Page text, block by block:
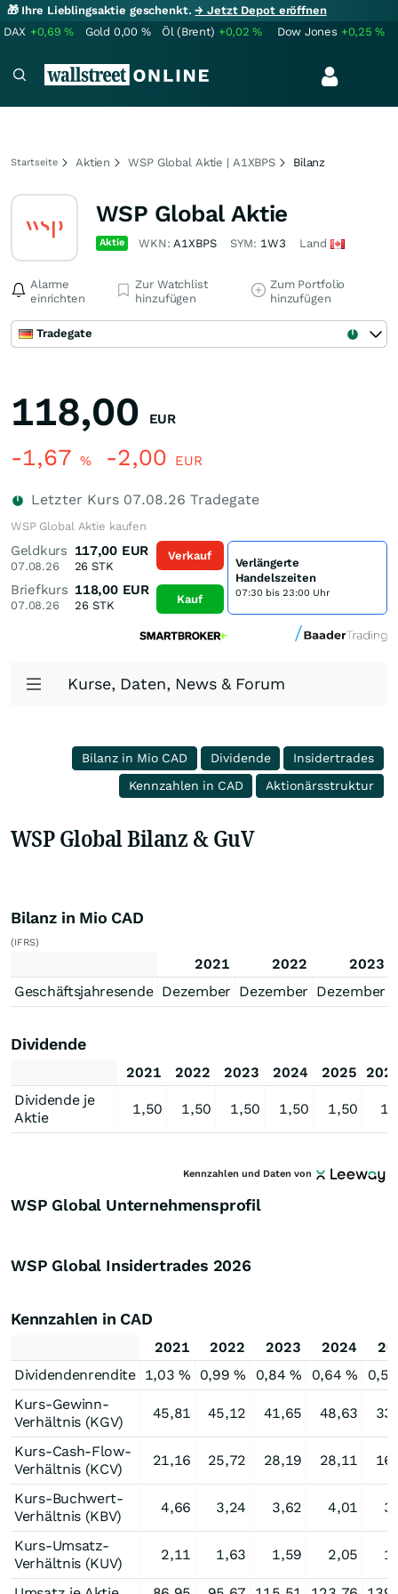
🎁 Ihre Lieblingsaktie geschenkt.→ Jetzt Depot eröffnen
DAX +0,69% Gold 0,00 % Öl (Brent) +0,02% Dow Jones +0,25%
Startseite Aktien WSP Global Aktie | A1XBPS Bilanz
WSP Global Aktie
Aktie WKN:A1XBPS SYM: 1W3 Land
Alarme
einrichten
Zur Watchlist
hinzufügen
Zum Portfolio
hinzufügen
Tradegate
118,00 EUR
-1,67 % -2,00 EUR
Letzter Kurs 07.08.26 Tradegate
WSP Global Aktie kaufen
Geldkurs
07.08.26
117,00 EUR
26 STK
Briefkurs
07.08.26
118,00 EUR
26 STK
Verkauf
Kauf
Verlängerte
Handelszeiten
07:30 bis 23:00 Uhr
Kurse, Daten, News & Forum
Bilanz in Mio CAD Dividende
Insidertrades
Kennzahlen in CAD
Aktionärsstruktur
WSP Global Bilanz & GuV
Bilanz in Mio CAD
(IFRS)
2021 2022
2023
Geschäftsjahresende Dezember Dezember Dezember
Dividende
2021 2022 2023 2024 2025
Dividende je
Aktie
1,50 1,50 1,50 1,50 1,50
Kennzahlen und Daten von
WSP Global Unternehmensprofil
WSP Global Insidertrades 2026
Kennzahlen in CAD
2021 2022 2023 2024
Dividendenrendite 1,03 % 0,99 % 0,84 % 0,64 %
Kurs-Gewinn-
Verhältnis (KGV)
45,81 45,12 41,65 48,63
Kurs-Cash-Flow-
Verhältnis (KCV)
21,16 25,72 28,19 28,11
Kurs-Buchwert-
Verhältnis (KBV)
4,66 3,24 3,62 4,01
Kurs-Umsatz-
Verhältnis (KUV)
2,11 1,63 1,59 2,05